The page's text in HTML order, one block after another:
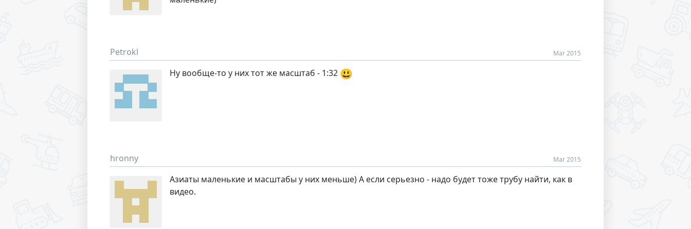
Petrokl Mar 2015
Ну вообще-то у них тот же масштаб - 1:32 😃
hronny Mar 2015
Азиаты маленькие и масштабы у них меньше) А если серьезно - надо будет тоже трубу найти, как в
видео.